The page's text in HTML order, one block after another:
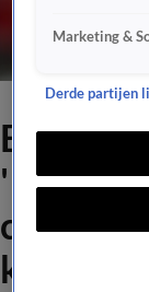
'Ik lees
klopt niet'
Marketing &
Derde partijen